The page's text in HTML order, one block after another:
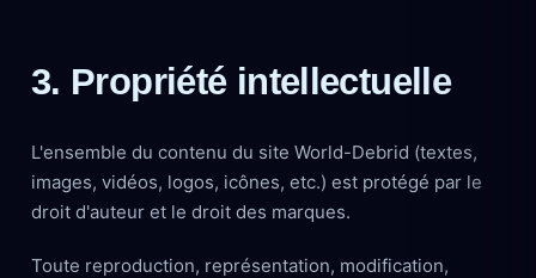
3. Propriété intellectuelle
L'ensemble du contenu du site World-Debrid (textes,
images, vidéos, logos, icônes, etc.) est protégé par le
droit d'auteur et le droit des marques.
Toute reproduction, représentation, modification,